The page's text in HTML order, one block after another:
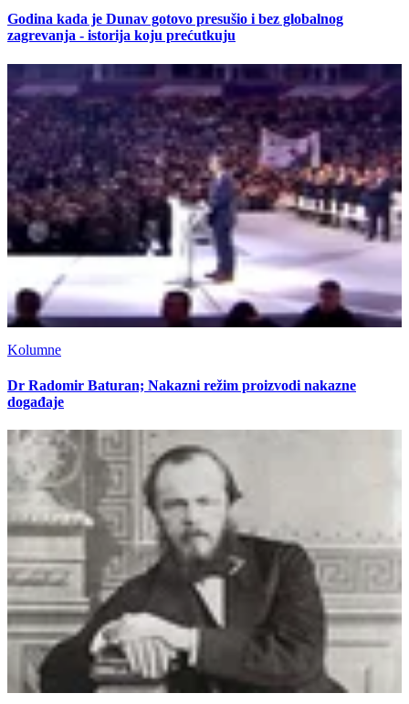
Godina kada je Dunav gotovo presušio i bez globalnog
zagrevanja - istorija koju prećutkuju
Kolumne
Dr Radomir Baturan; Nakazni režim proizvodi nakazne
događaje